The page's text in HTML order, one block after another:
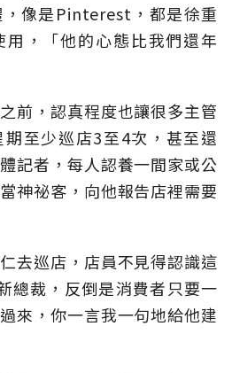
像是Pinterest，都是徐重
，「他的心態比我們還年
前，認真程度也讓很多主管
至少巡店3至4次，甚至還
記者，每人認養一間家或公
神祕客，向他報告店裡需要
去巡店，店員不見得認識這
總裁，反倒是消費者只要一
來，你一言我一句地給他建